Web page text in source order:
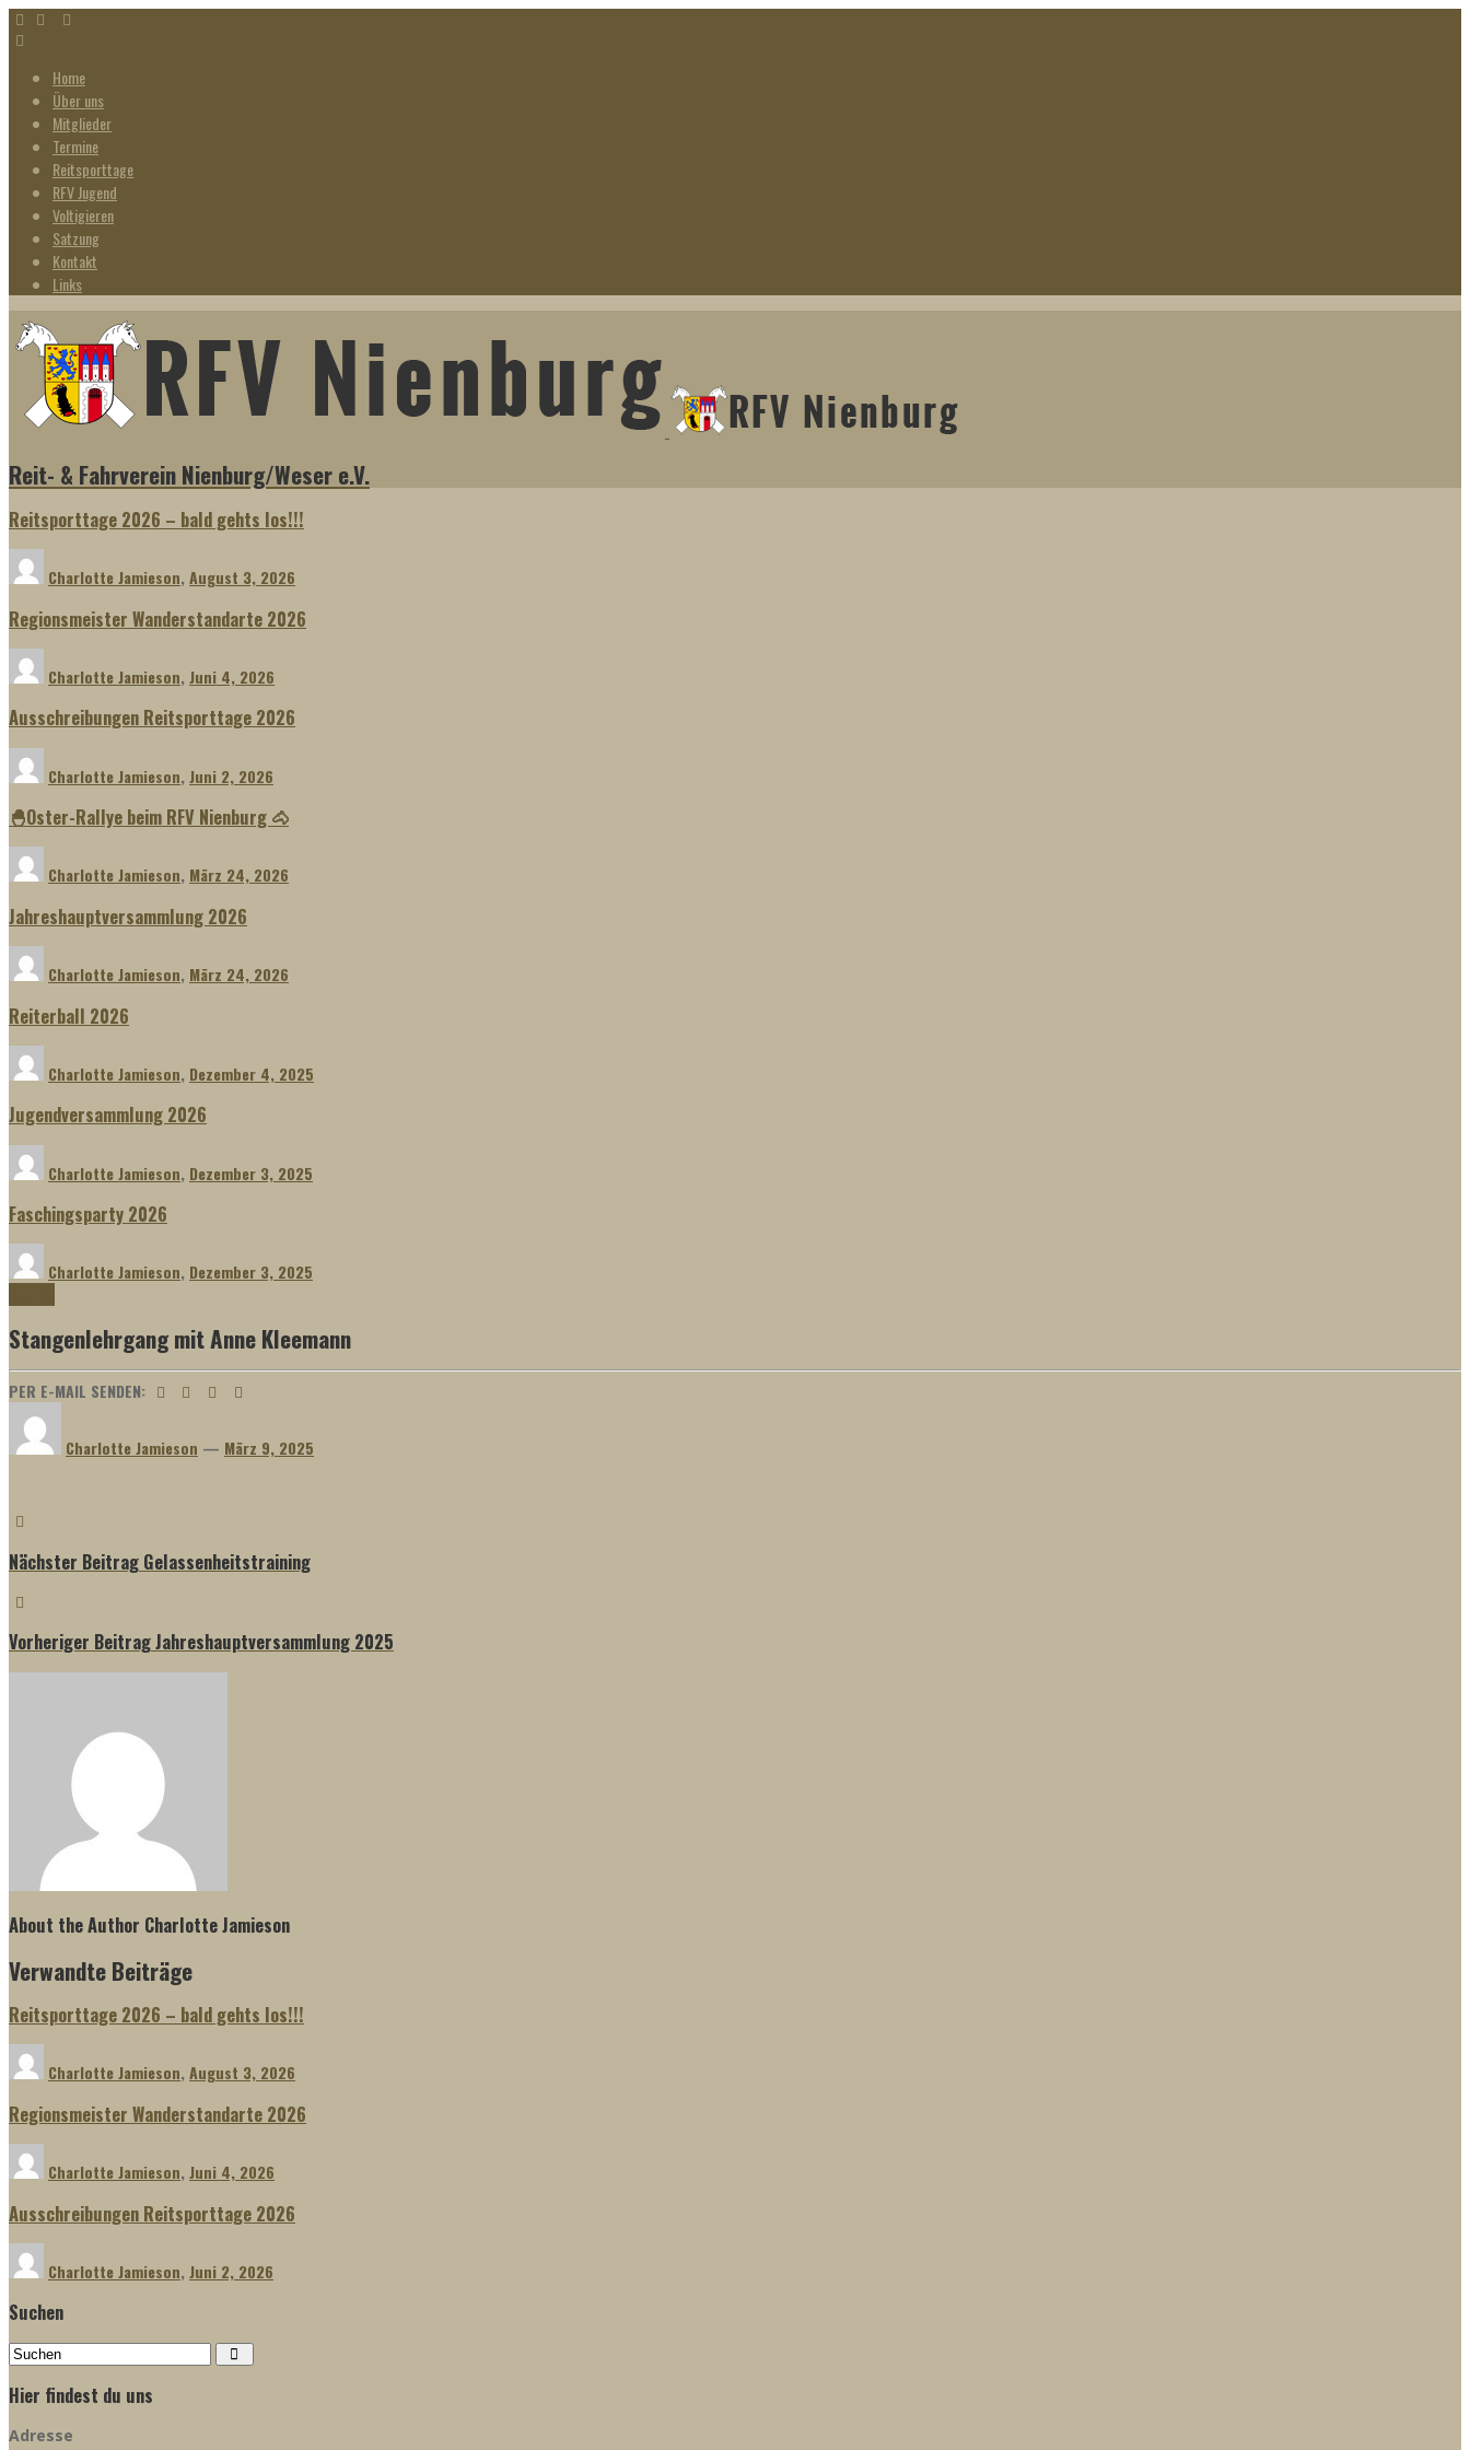
Home
Über uns
Mitglieder
Termine
Reitsporttage
RFV Jugend
Voltigieren
Satzung
Kontakt
Links
Reit- & Fahrverein Nienburg/Weser e.V.
Reitsporttage 2026 – bald gehts los!!!
Charlotte Jamieson, August 3, 2026
Regionsmeister Wanderstandarte 2026
Charlotte Jamieson, Juni 4, 2026
Ausschreibungen Reitsporttage 2026
Charlotte Jamieson, Juni 2, 2026
🐣Oster-Rallye beim RFV Nienburg 🐴
Charlotte Jamieson, März 24, 2026
Jahreshauptversammlung 2026
Charlotte Jamieson, März 24, 2026
Reiterball 2026
Charlotte Jamieson, Dezember 4, 2025
Jugendversammlung 2026
Charlotte Jamieson, Dezember 3, 2025
Faschingsparty 2026
Charlotte Jamieson, Dezember 3, 2025
Stangenlehrgang mit Anne Kleemann
PER E-MAIL SENDEN:
Charlotte Jamieson — März 9, 2025
Nächster Beitrag Gelassenheitstraining
Vorheriger BeitragJahreshauptversammlung 2025
About the Author Charlotte Jamieson
Verwandte Beiträge
Reitsporttage 2026 – bald gehts los!!!
Charlotte Jamieson, August 3, 2026
Regionsmeister Wanderstandarte 2026
Charlotte Jamieson, Juni 4, 2026
Ausschreibungen Reitsporttage 2026
Charlotte Jamieson, Juni 2, 2026
Suchen
Hier findest du uns
Adresse